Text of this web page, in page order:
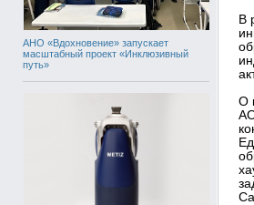
АНО «Вдохновение» запускает
масштабный проект «Инклюзивный
путь»
В
О